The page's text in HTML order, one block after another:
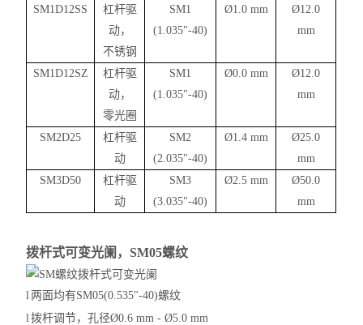
SM1D12SS
杠杆驱
动，
不锈钢
SM1
(1.035"-40)
Ø1.0 mm Ø12.0
mm
SM1D12SZ
杠杆驱
动，
零光圈
SM1
(1.035"-40)
Ø0.0 mm Ø12.0
mm
SM2D25
杠杆驱
动
SM2
(2.035"-40)
Ø1.4 mm Ø25.0
mm
SM3D50
杠杆驱
动
SM3
(3.035"-40)
Ø2.5 mm Ø50.0
mm
拨杆式可变光阑，SM05螺纹
l 两面均有SM05(0.535"-40)螺纹
l拨杆调节，孔径Ø0.6 mm - Ø5.0 mm